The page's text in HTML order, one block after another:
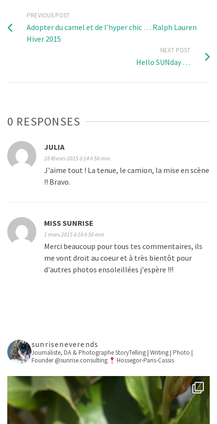
PREVIOUS POST
Adopter du camel et de l’hyper chic … Ralph Lauren
Hiver 2015
NEXT POST
Hello SUNday …
0 RESPONSES
JULIA
28 février 2015 à 14 h 56 min
J'aime tout ! La tenue, le camion, la mise en scène
!! Bravo.
MISS SUNRISE
1 mars 2015 à 10 h 56 min
Merci beaucoup pour tous tes commentaires, ils
me vont droit au coeur et à très bientôt pour
d'autres photos ensoleillées j'espère !!!
sunriseneverends
Journaliste, DA & PhotographeStoryTelling | Writing | Photo |
Founder @sunrise.consulting
Hossegor-Paris-Cassis